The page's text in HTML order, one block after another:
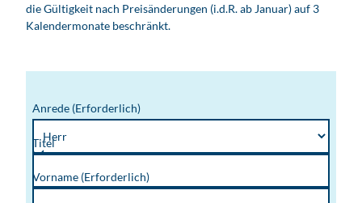
die Gültigkeit nach Preisänderungen (i.d.R. ab Januar) auf 3
Kalendermonate beschränkt.
Anrede (Erforderlich)
Titel
Vorname (Erforderlich)